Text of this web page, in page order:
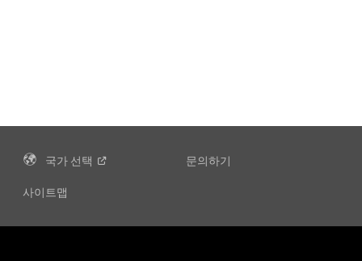
국가 선택 문의하기
사이트맵